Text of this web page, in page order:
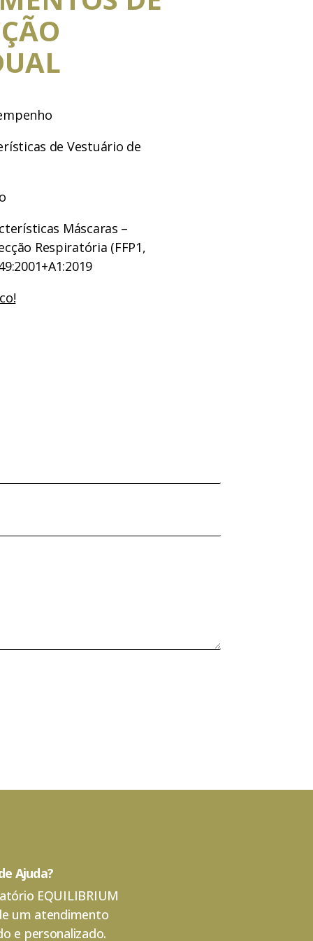
de Vestuário de
Máscaras –
Respiratória (FFP1,
Ajuda?
EQUILIBRIUM
um atendimento
e personalizado.